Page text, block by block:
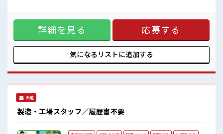
ど自分にもできそう≫ 新しいことにチャレンジするのは不安
だけど、 しっかり働く環境が整っています！ イチからスキル
UP・ステップUP目指していきましょう！ ≪自分に合った期
間で働ける≫ 福利厚生が整った派遣のお仕事です！ ■職場の
雰囲気 少人数の職場だから一緒に働く仲間との距離もグッと
近い！ 20代活躍中のフレッシュな職場です☆ 休憩室でホッと
詳細を見る 応募する
気になるリストに追加する
派遣
製造・工場スタッフ／履歴書不要